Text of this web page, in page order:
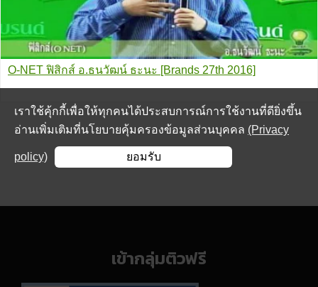
O-NET ฟิสิกส์ อ.ธนวัฒน์ ธะนะ [Brands 27th 2016]
เข้ากลุ่มติวฟรี
เราใช้คุ้กกี้เพื่อให้ทุกคนได้ประสบการณ์การใช้งานที่ดียิ่งขึ้น
อ่านเพิ่มเติมที่นโยบายคุ้มครองข้อมูลส่วนบุคคล (Privacy
policy) ยอมรับ